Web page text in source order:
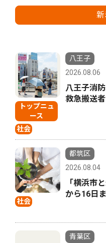
トップニュ
ース
社会
八王子
2026.08.06
八王子消
救急搬送
社会
都筑区
2026.08.04
「横浜市
から16日
青葉区